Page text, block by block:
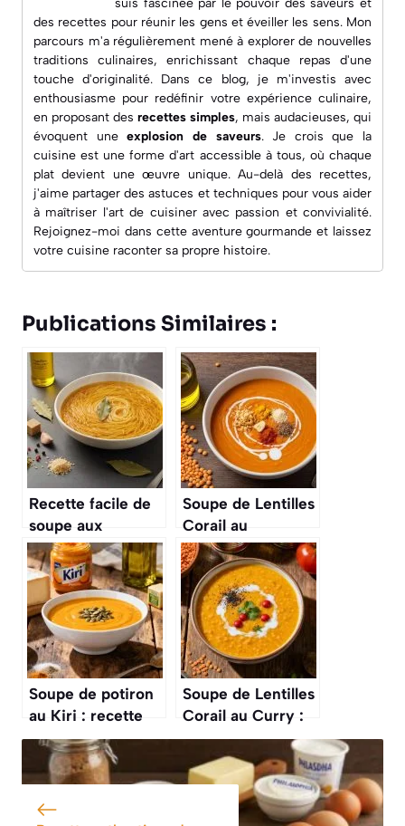
suis fascinée par le pouvoir des saveurs et
des recettes pour réunir les gens et éveiller les sens. Mon
parcours m'a régulièrement mené à explorer de nouvelles
traditions culinaires, enrichissant chaque repas d'une
touche d'originalité. Dans ce blog, je m'investis avec
enthousiasme pour redéfinir votre expérience culinaire,
en proposant des recettes simples, mais audacieuses, qui
évoquent uneexplosion de saveurs. Je crois que la
cuisine est une forme d'art accessible à tous, où chaque
plat devient une œuvre unique. Au-delà des recettes,
j'aime partager des astuces et techniques pour vous aider
à maîtriser l'art de cuisiner avec passion et convivialité.
Rejoignez-moi dans cette aventure gourmande et laissez
votre cuisine raconter sa propre histoire.
Publications Similaires :
Recette facile de
soupe aux
vermicelles
Soupe de Lentilles
Corail au
Thermomix :
recette Facile et
Rapide
Soupe de potiron
au Kiri : recette
onctueuse et
facile
Soupe de Lentilles
Corail au Curry :
recette Facile et
Savoureuse